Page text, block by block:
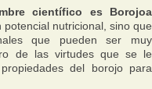
científico es Borojoa
nutricional, sino que
que pueden ser muy
de las virtudes que se le
del borojo para